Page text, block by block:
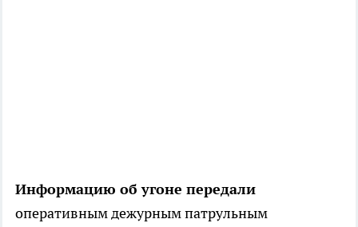
Информацию об угоне передали
оперативным дежурным патрульным